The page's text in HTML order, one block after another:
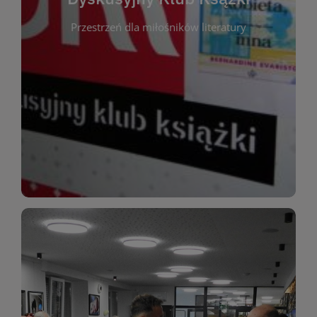
Przestrzeń dla miłośników literatury
Dyskusyjny Klub Ksążki
Dyskusyjny Klub Książki to przestrzeń dla
miłośników literatury, którzy lubią dzielić się
opiniami i emocjami po lekturze. Spotykamy się
regularnie, by rozmawiać o wybranych tytułach z
różnych gatunków literackich. Każde spotkanie to
okazja do inspirującej dyskusji, wymiany
miłośników estetycznych doznań!
WIĘCEJ